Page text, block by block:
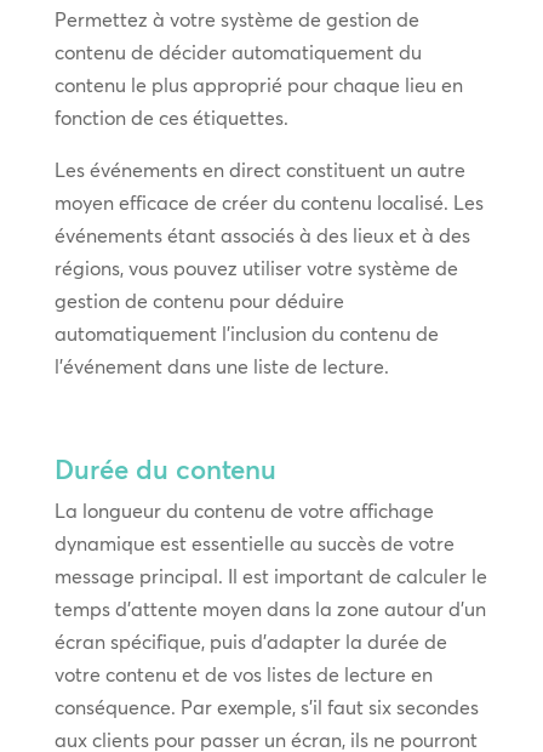
Permettez à votre système de gestion de
contenu de décider automatiquement du
contenu le plus approprié pour chaque lieu en
fonction de ces étiquettes.
Les événements en direct constituent un autre
moyen efficace de créer du contenu localisé. Les
événements étant associés à des lieux et à des
régions, vous pouvez utiliser votre système de
gestion de contenu pour déduire
automatiquement l’inclusion du contenu de
l’événement dans une liste de lecture.
Durée du contenu
La longueur du contenu de votre affichage
dynamique est essentielle au succès de votre
message principal. Il est important de calculer le
temps d’attente moyen dans la zone autour d’un
écran spécifique, puis d’adapter la durée de
votre contenu et de vos listes de lecture en
conséquence. Par exemple, s’il faut six secondes
aux clients pour passer un écran, ils ne pourront